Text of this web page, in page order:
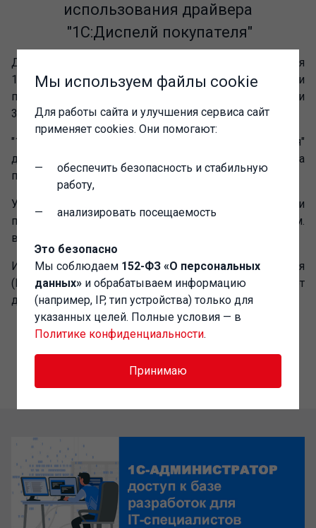
использования драйвера
"1С:Диспелй покупателя"
Драйвер "1С:Дисплей покупателя (NativeApi) для
1С:Предприятия 8" входит в состав "1С:Библиотеки
подключаемого оборудования", начиная с версии
3.1.2.21.
"1С:Библиотеки подключаемого оборудования"
доступна в сервисе "1С:Обновление программ" на
портале 1С:ИТС по адресуportal.1c.ru .
Условия использования "1С:Библиотеки
подключаемого оборудования" см.
в
Использование драйвера "1С:Дисплей покупателя
(NativeApi) для 1С:Предприятия 8" не требует
дополнительного лицензирования.
Мы используем файлы cookie
Для работы сайта и улучшения сервиса сайт
применяет cookies. Они помогают:
обеспечить безопасность и стабильную
работу,
анализировать посещаемость
Это безопасно
Мы соблюдаем 152-ФЗ «О персональных
данных» и обрабатываем информацию
(например, IP, тип устройства) только для
указанных целей. Полные условия — в
Политике конфиденциальности.
Принимаю